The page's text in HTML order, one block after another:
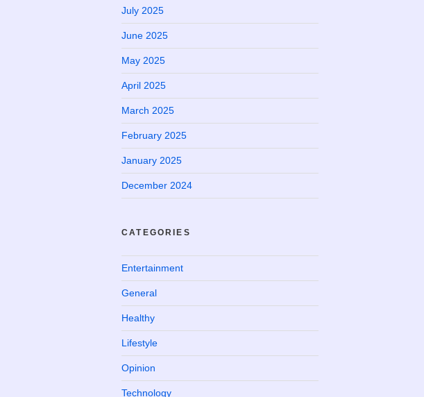
July 2025
June 2025
May 2025
April 2025
March 2025
February 2025
January 2025
December 2024
CATEGORIES
Entertainment
General
Healthy
Lifestyle
Opinion
Technology